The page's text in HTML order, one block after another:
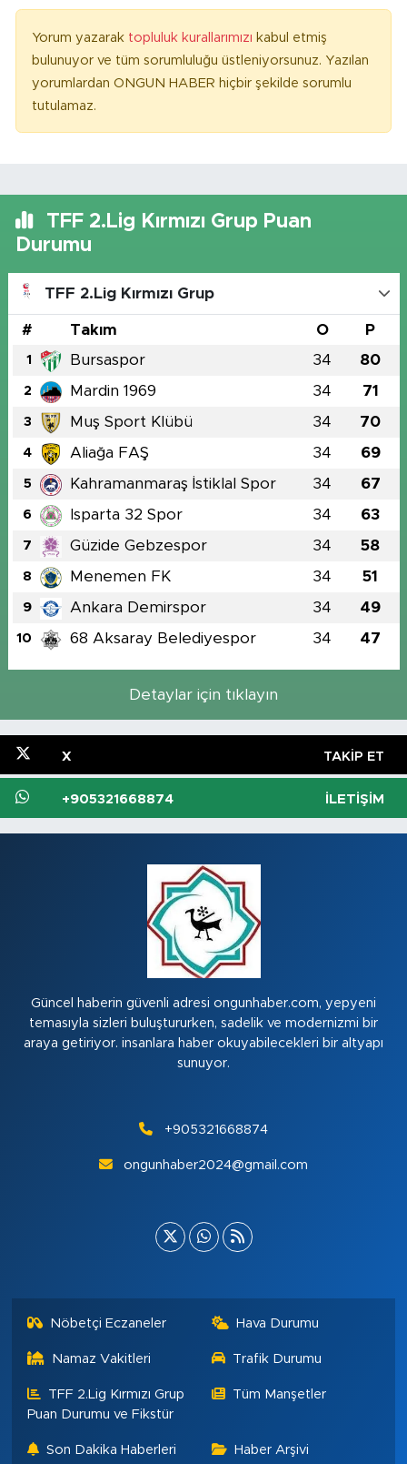
Yorum yazarak topluluk kurallarımızı kabul etmiş
bulunuyor ve tüm sorumluluğu üstleniyorsunuz. Yazılan
yorumlardan ONGUN HABER hiçbir şekilde sorumlu
tutulamaz.
TFF 2.Lig Kırmızı Grup Puan
Durumu
TFF 2.Lig Kırmızı Grup
# Takım O P
1 Bursaspor 34 80
2 Mardin 1969 34 71
3 Muş Sport Klübü 34 70
4 Aliağa FAŞ 34 69
5 Kahramanmaraş İstiklal Spor 34 67
6 Isparta 32 Spor 34 63
7 Güzide Gebzespor 34 58
8 Menemen FK 34 51
9 Ankara Demirspor 34 49
10 68 Aksaray Belediyespor 34 47
Detaylar için tıklayın
X TAKIP ET
+905321668874 İLETIŞIM
Güncel haberin güvenli adresi ongunhaber.com, yepyeni
temasıyla sizleri buluştururken, sadelik ve modernizmi bir
araya getiriyor. insanlara haber okuyabilecekleri bir altyapı
sunuyor.
+905321668874
ongunhaber2024@gmail.com
Nöbetçi Eczaneler Hava Durumu
Namaz Vakitleri Trafik Durumu
TFF 2.Lig Kırmızı Grup
Puan Durumu ve Fikstür
Tüm Manşetler
Son Dakika Haberleri Haber Arşivi